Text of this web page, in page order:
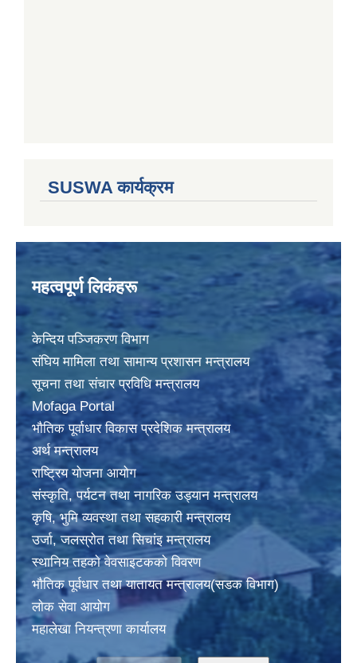
SUSWA कार्यक्रम
महत्वपूर्ण लिकंहरू
केन्दिय पञ्जिकरण विभाग
संघिय मामिला तथा सामान्य प्रशासन मन्त्रालय
सूचना तथा संचार प्रविधि मन्त्रालय
Mofaga Portal
भाैतिक पूर्वाधार विकास प्रदेशिक मन्त्रालय
अर्थ मन्त्रालय
राष्ट्रिय योजना आयोग
संस्कृति, पर्यटन तथा नागरिक उड्यान मन्त्रालय
कृषि, भुमि व्यवस्था तथा सहकारी मन्त्रालय
उर्जा, जलस्राेत तथा सिचांइ मन्त्रालय
स्थानिय तहकाे वेवसाइटककाे विवरण
भाैतिक पूर्वधार तथा यातायत मन्त्रालय(सडक विभाग)
लाेक सेवा आयोग
महालेखा नियन्त्रणा कार्यालय